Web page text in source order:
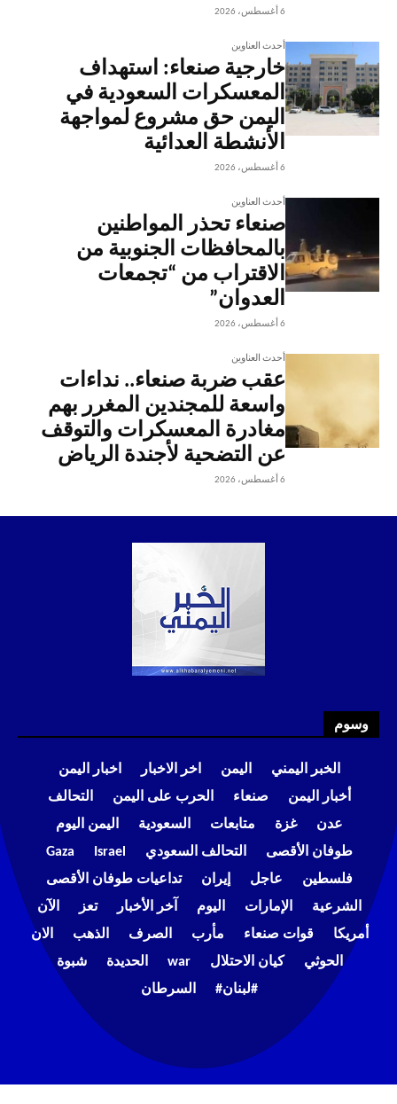
6 أغسطس، 2026
أحدث العناوين
خارجية صنعاء: استهداف
المعسكرات السعودية في
اليمن حق مشروع لمواجهة
الأنشطة العدائية
6 أغسطس، 2026
أحدث العناوين
صنعاء تحذر المواطنين
بالمحافظات الجنوبية من
الاقتراب من “تجمعات
العدوان”
6 أغسطس، 2026
أحدث العناوين
عقب ضربة صنعاء.. نداءات
واسعة للمجندين المغرر بهم
مغادرة المعسكرات والتوقف
عن التضحية لأجندة الرياض
6 أغسطس، 2026
وسوم
الخبر اليمني اليمن اخر الاخبار
اخبار اليمن
أخبار اليمن
صنعاء الحرب على اليمن
التحالف
عدن
غزة متابعات السعودية
اليمن اليوم
طوفان الأقصى
التحالف السعودي Israel
Gaza
فلسطين
عاجل إيران
تداعيات طوفان الأقصى
الشرعية
الإمارات اليوم آخر الأخبار تعز
الآن
أمريكا
قوات صنعاء مأرب الصرف الذهب
الان
الحوثي
كيان الاحتلال war الحديدة
شبوة
#لبنان#
السرطان